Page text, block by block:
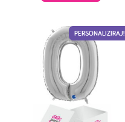
PERSONALIZIRAJ!